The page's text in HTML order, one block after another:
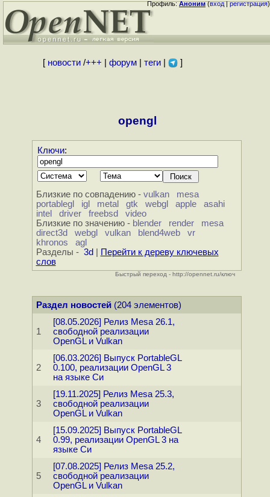
Профиль:Аноним(вход|регистрация)
[ новости/+++ форум| теги| ]
opengl
Ключи:
Близкие по совпадению - vulkan
mesa
portablegl
igl metal gtk webgl apple
asahi
intel
driver freebsd
video
Близкие по значению - blender render
mesa
direct3d
webgl vulkan blend4web
vr
khronos
agl
Разделы - 3d
Перейти к дереву ключевых
слов
Быстрый переход - http://opennet.ru/ключ
Раздел новостей(204 элементов)
1
[08.05.2026] Релиз Mesa 26.1,
свободной реализации
OpenGL и Vulkan
2
[06.03.2026] Выпуск PortableGL
0.100, реализации OpenGL 3
на языке Си
3
[19.11.2025] Релиз Mesa 25.3,
свободной реализации
OpenGL и Vulkan
4
[15.09.2025] Выпуск PortableGL
0.99, реализации OpenGL 3 на
языке Си
5
[07.08.2025] Релиз Mesa 25.2,
свободной реализации
OpenGL и Vulkan